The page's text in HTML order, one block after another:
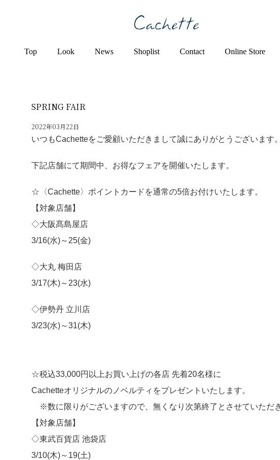
Top Look News Shoplist Contact Online Store
SPRING FAIR
2022年03月22日
いつもCachetteをご愛顧いただきまして誠にありがとうございます
下記店舗にて期間中、お得なフェアを開催いたします。
☆〈Cachette〉ポイントカードを通常の5倍お付けいたします。
【対象店舗】
◇大阪髙島屋店
3/16(水)～25(金)
◇大丸 梅田店
3/17(木)～23(水)
◇伊勢丹 立川店
3/23(水)～31(木)
☆税込33,000円以上お買い上げの各店 先着20名様に
Cachetteオリジナルのノベルティをプレゼントいたします。
※数に限りがございますので、無くなり次第終了とさせていただ
【対象店舗】
◇東武百貨店 池袋店
3/10(木)～19(土)